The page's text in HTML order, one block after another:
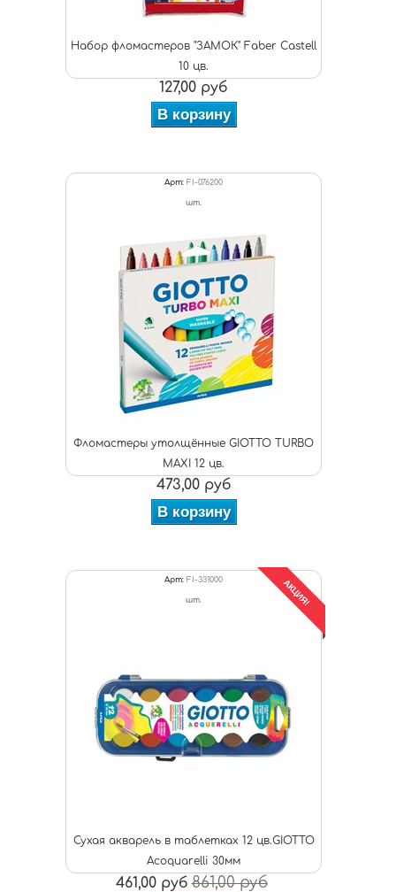
Набор фломастеров "ЗАМОК" Faber Castell
10 цв.
127,00 руб
В корзину
Арт: FI-076200
шт.
Фломастеры утолщённые GIOTTO TURBO
MAXI 12 цв.
473,00 руб
В корзину
Арт: FI-331000
шт.
Сухая акварель в таблетках 12 цв.GIOTTO
Acoquarelli 30мм
АКЦИЯ!
461,00 руб 861,00 руб